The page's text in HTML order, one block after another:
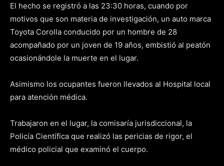
El hecho se registró a las 23:30 horas, cuando por
motivos que son materia de investigación, un auto marca
Toyota Corolla conducido por un hombre de 28
acompañado por un joven de 19 años, embistió al peatón
ocasionándole la muerte en el lugar.
Asimismo los ocupantes fueron llevados al Hospital local
para atención médica.
Trabajaron en el lugar, la comisaría jurisdiccional, la
Policía Científica que realizó las pericias de rigor, el
médico policial que examinó el cuerpo.